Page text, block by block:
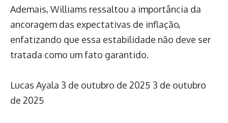
Ademais, Williams ressaltou a importância da
ancoragem das expectativas de inflação,
enfatizando que essa estabilidade não deve ser
tratada como um fato garantido.
Lucas Ayala 3 de outubro de 2025 3 de outubro
de 2025